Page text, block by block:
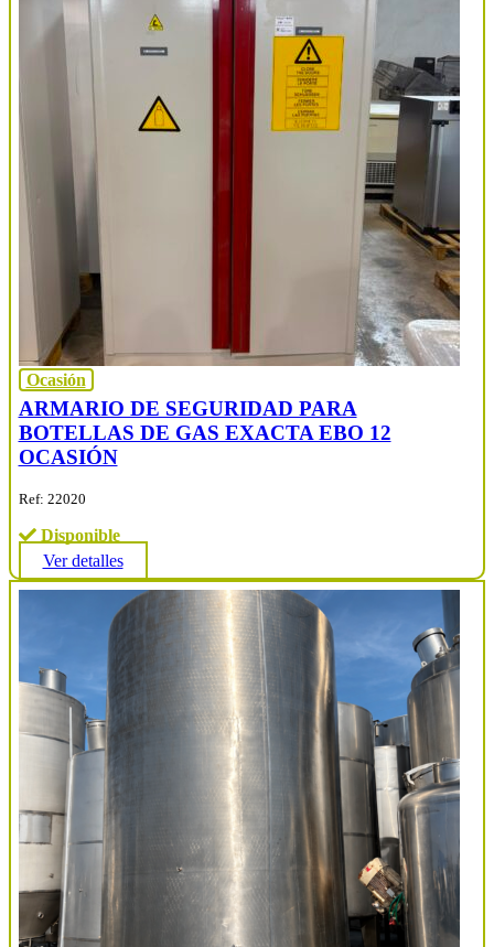
Ocasión
ARMARIO DE SEGURIDAD PARA
BOTELLAS DE GAS EXACTA EBO 12
OCASIÓN
Ref: 22020
Disponible
Ver detalles